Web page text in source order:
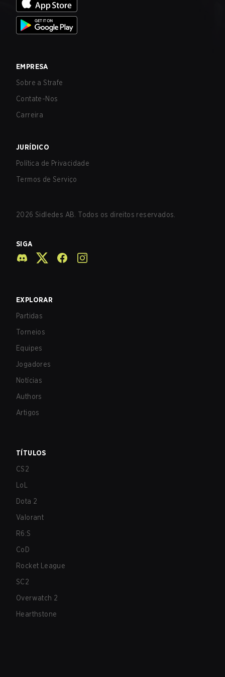
EMPRESA
Sobre a Strafe
Contate-Nos
Carreira
JURÍDICO
Política de Privacidade
Termos de Serviço
2026 Sidledes AB. Todos os direitos reservados.
SIGA
EXPLORAR
Partidas
Torneios
Equipes
Jogadores
Notícias
Authors
Artigos
TÍTULOS
CS2
LoL
Dota 2
Valorant
R6:S
CoD
Rocket League
SC2
Overwatch 2
Hearthstone